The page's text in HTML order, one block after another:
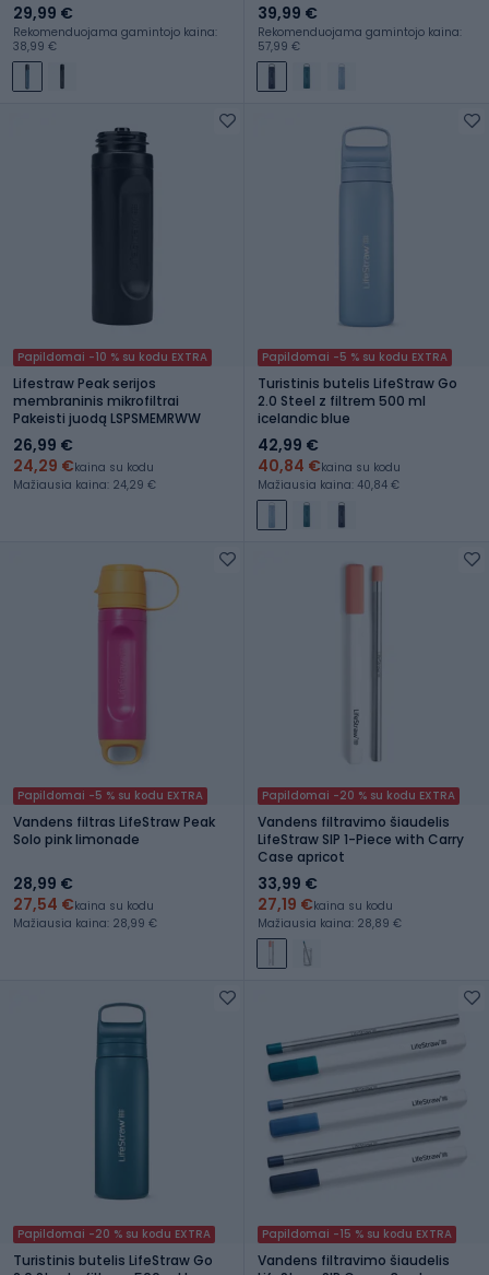
29,99 €
Rekomenduojama gamintojo kaina:
38,99 €
39,99 €
Rekomenduojama gamintojo kaina:
57,99 €
Papildomai -10 % su kodu EXTRA
Lifestraw Peak serijos
membraninis mikrofiltrai
Pakeisti juodą LSPSMEMRWW
26,99 €
24,29 €kaina su kodu
Mažiausia kaina: 24,29 €
Papildomai -5 % su kodu EXTRA
Turistinis butelis LifeStraw Go
2.0 Steel z filtrem 500 ml
icelandic blue
42,99 €
40,84 €kaina su kodu
Mažiausia kaina: 40,84 €
Papildomai -5 % su kodu EXTRA
Vandens filtras LifeStraw Peak
Solo pink limonade
28,99 €
27,54 €kaina su kodu
Mažiausia kaina: 28,99 €
Papildomai -20 % su kodu EXTRA
Vandens filtravimo šiaudelis
LifeStraw SIP 1-Piece with Carry
Case apricot
33,99 €
27,19 €kaina su kodu
Mažiausia kaina: 28,89 €
Papildomai -20 % su kodu EXTRA
Turistinis butelis LifeStraw Go
Papildomai -15 % su kodu EXTRA
Vandens filtravimo šiaudelis